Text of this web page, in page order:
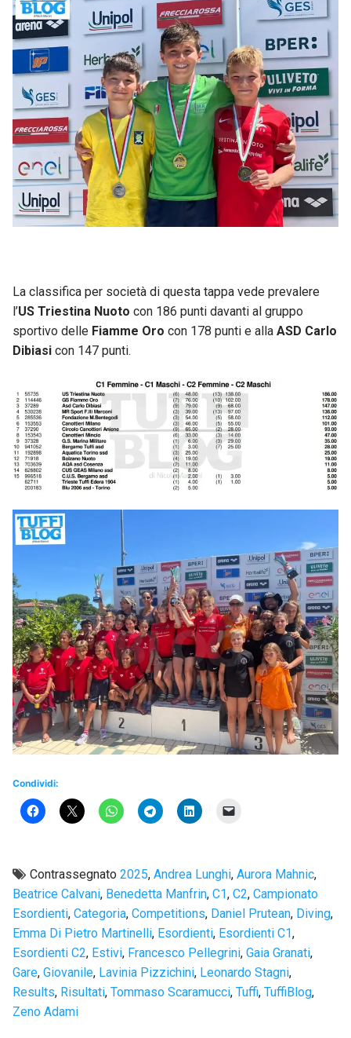
La classifica per società di questa tappa vede prevalere
l’US Triestina Nuoto con 186 punti davanti al gruppo
sportivo delle Fiamme Oro con 178 punti e alla ASD Carlo
Dibiasi con 147 punti.
Condividi:
Contrassegnato 2025, Andrea Lunghi, Aurora Mahnic,
Beatrice Calvani, Benedetta Manfrin, C1, C2, Campionato
Esordienti, Categoria, Competitions, Daniel Prutean, Diving,
Emma Di Pietro Martinelli, Esordienti, Esordienti C1,
Esordienti C2, Estivi, Francesco Pellegrini, Gaia Granati,
Gare, Giovanile, Lavinia Pizzichini, Leonardo Stagni,
Results, Risultati, Tommaso Scaramucci, Tuffi, TuffiBlog,
Zeno Adami